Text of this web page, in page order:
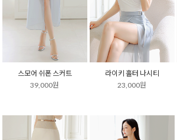
스모어 쉬폰 스커트
39,000원
라이키 홀터 나시티
23,000원